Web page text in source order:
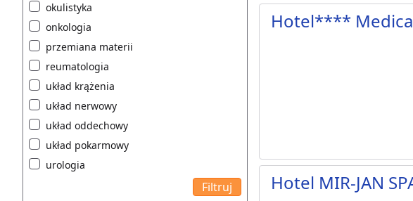
okulistyka
onkologia
przemiana materii
reumatologia
układ krążenia
układ nerwowy
układ oddechowy
układ pokarmowy
urologia
Hotel****
Hotel MIR-JAN